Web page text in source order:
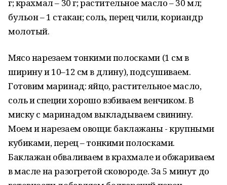
г; крахмал – 30 г; растительное масло – 30 мл;
бульон – 1 стакан; соль, перец чили, кориандр
молотый.
Мясо нарезаем тонкими полосками (1 см в
ширину и 10–12 см в длину), подсушиваем.
Готовим маринад: яйцо, растительное масло,
соль и специи хорошо взбиваем венчиком. В
миску с маринадом выкладываем свинину.
Моем и нарезаем овощи: баклажаны - крупными
кубиками, перец – тонкими полосками.
Баклажан обваливаем в крахмале и обжариваем
в масле на разогретой сковороде. За 5 минут до